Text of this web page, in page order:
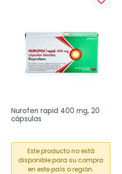
Nurofen rapid 400 mg, 20
cápsulas
Este producto no está
disponible para su compra
en este país o región.